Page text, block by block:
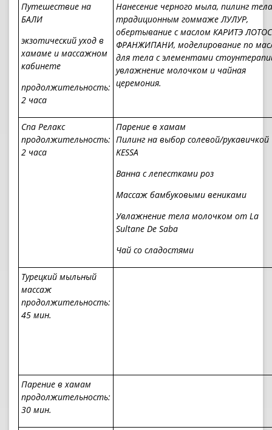
Путешествие на
БАЛИ
экзотический уход в
хамаме и массажном
кабинете
продолжительность:
2 часа
Нанесение черного мыла, пилинг тела
традиционным гоммаже ЛУЛУР,
обертывание с маслом КАРИТЭ ЛОТОС
ФРАНЖИПАНИ, моделирование по
для тела с элементами
увлажнение молочком и чайная
церемония.
Спа Релакс
продолжительность:
2 часа
Парение в хамам
Пилинг на выбор солевой/рукавичкой
KESSA
Ванна с лепестками роз
Массаж бамбуковыми вениками
Увлажнение тела молочком от La
Sultane De Saba
Чай со сладостями
Турецкий мыльный
массаж
продолжительность:
45 мин.
Парение в хамам
продолжительность:
30 мин.